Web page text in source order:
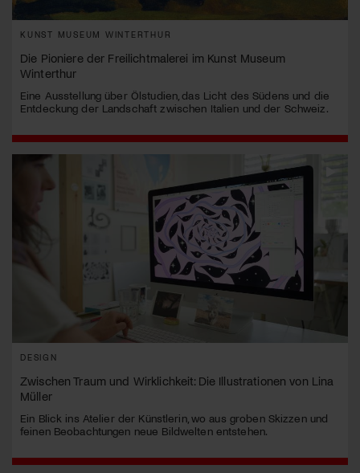
KUNST MUSEUM WINTERTHUR
Die Pioniere der Freilichtmalerei im Kunst Museum
Winterthur
Eine Ausstellung über Ölstudien, das Licht des Südens und die
Entdeckung der Landschaft zwischen Italien und der Schweiz.
DESIGN
Zwischen Traum und Wirklichkeit: Die Illustrationen von Lina
Müller
Ein Blick ins Atelier der Künstlerin, wo aus groben Skizzen und
feinen Beobachtungen neue Bildwelten entstehen.